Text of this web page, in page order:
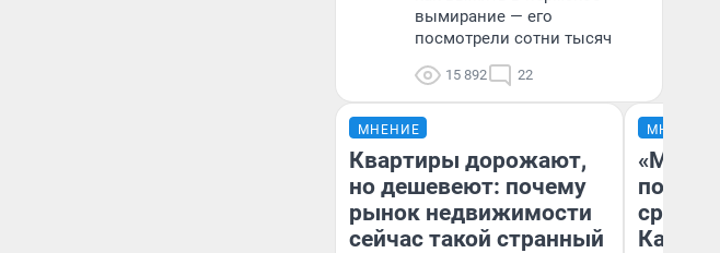
вымирание — его
посмотрели сотни тысяч
15 892 22
МНЕНИЕ
Квартиры дорожают,
но дешевеют: почему
рынок недвижимости
сейчас такой странный
МНЕНИЕ